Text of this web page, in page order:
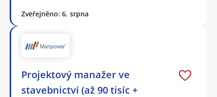
Zveřejněno: 6. srpna
Projektový manažer ve
stavebnictví (až 90 tisíc +